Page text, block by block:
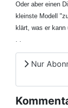
Oder aber einen
kleinste Modell
klärt, was er
. .
Nur